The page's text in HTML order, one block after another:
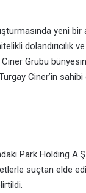
yeni
dolandırıcılık
Grubu
Ciner’in
Park Holding
suçtan elde